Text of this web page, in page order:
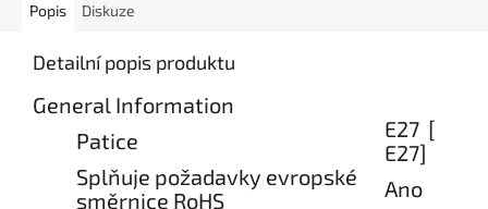
Popis Diskuze
Detailní popis produktu
General Information
Patice
E27 [
E27]
Splňuje požadavky evropské
směrnice RoHS
Ano